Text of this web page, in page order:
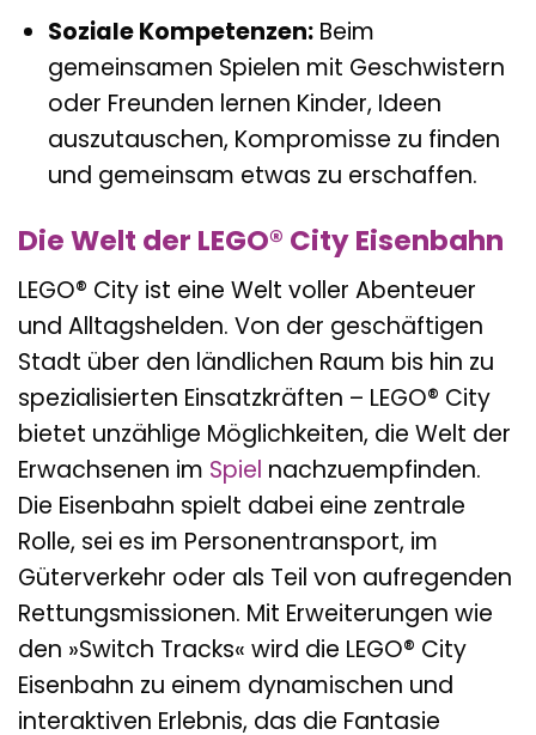
Soziale Kompetenzen:Beim
gemeinsamen Spielen mit Geschwistern
oder Freunden lernen Kinder, Ideen
auszutauschen, Kompromisse zu finden
und gemeinsam etwas zu erschaffen.
Die Welt der LEGO® City Eisenbahn
LEGO® City ist eine Welt voller Abenteuer
und Alltagshelden. Von der geschäftigen
Stadt über den ländlichen Raum bis hin zu
spezialisierten Einsatzkräften – LEGO® City
bietet unzählige Möglichkeiten, die Welt der
Erwachsenen im Spiel nachzuempfinden.
Die Eisenbahn spielt dabei eine zentrale
Rolle, sei es im Personentransport, im
Güterverkehr oder als Teil von aufregenden
Rettungsmissionen. Mit Erweiterungen wie
den »Switch Tracks« wird die LEGO® City
Eisenbahn zu einem dynamischen und
interaktiven Erlebnis, das die Fantasie